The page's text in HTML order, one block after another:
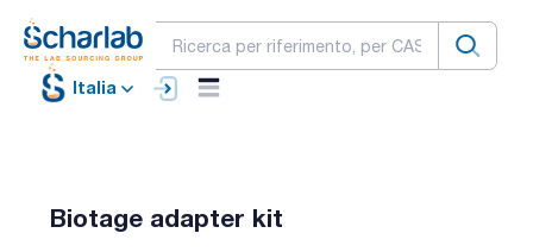
Italia
Biotage adapter kit